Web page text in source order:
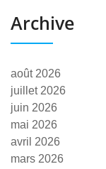
Archive
août 2026
juillet 2026
juin 2026
mai 2026
avril 2026
mars 2026